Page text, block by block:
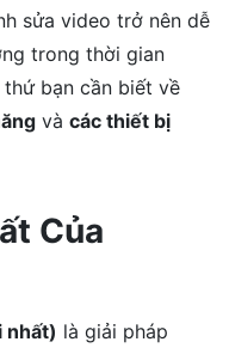
sửa video trở nên dễ
trong thời gian
bạn cần biết về
và các thiết bị
Của
nhất) là giải pháp